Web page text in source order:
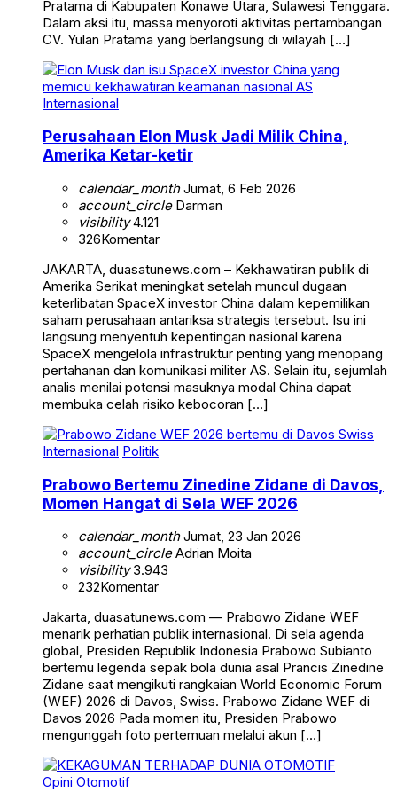
Pratama di Kabupaten Konawe Utara, Sulawesi Tenggara.
Dalam aksi itu, massa menyoroti aktivitas pertambangan
CV. Yulan Pratama yang berlangsung di wilayah […]
Internasional
Perusahaan Elon Musk Jadi Milik China,
Amerika Ketar-ketir
calendar_monthJumat, 6 Feb 2026
account_circleDarman
visibility4.121
326Komentar
JAKARTA, duasatunews.com – Kekhawatiran publik di
Amerika Serikat meningkat setelah muncul dugaan
keterlibatan SpaceX investor China dalam kepemilikan
saham perusahaan antariksa strategis tersebut. Isu ini
langsung menyentuh kepentingan nasional karena
SpaceX mengelola infrastruktur penting yang menopang
pertahanan dan komunikasi militer AS. Selain itu, sejumlah
analis menilai potensi masuknya modal China dapat
membuka celah risiko kebocoran […]
Internasional Politik
Prabowo Bertemu Zinedine Zidane di Davos,
Momen Hangat di Sela WEF 2026
calendar_monthJumat, 23 Jan 2026
account_circleAdrian Moita
visibility3.943
232Komentar
Jakarta, duasatunews.com — Prabowo Zidane WEF
menarik perhatian publik internasional. Di sela agenda
global, Presiden Republik Indonesia Prabowo Subianto
bertemu legenda sepak bola dunia asal Prancis Zinedine
Zidane saat mengikuti rangkaian World Economic Forum
(WEF) 2026 di Davos, Swiss. Prabowo Zidane WEF di
Davos 2026 Pada momen itu, Presiden Prabowo
mengunggah foto pertemuan melalui akun […]
Opini Otomotif